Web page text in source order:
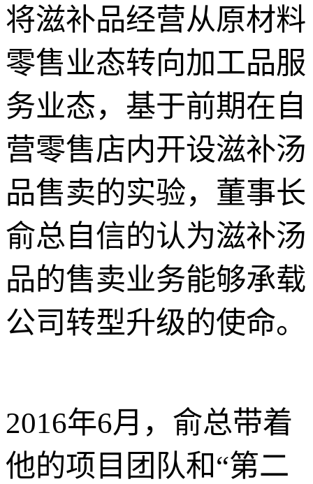
将滋补品经营从原材料
零售业态转向加工品服
务业态，基于前期在自
营零售店内开设滋补汤
品售卖的实验，董事长
俞总自信的认为滋补汤
品的售卖业务能够承载
公司转型升级的使命。
2016年6月，俞总带着
他的项目团队和“第二